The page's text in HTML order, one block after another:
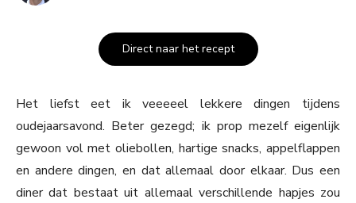
Direct naar het recept
Het liefst eet ik veeeeel lekkere dingen tijdens
oudejaarsavond. Beter gezegd; ik prop mezelf eigenlijk
gewoon vol met oliebollen, hartige snacks, appelflappen
en andere dingen, en dat allemaal door elkaar. Dus een
diner dat bestaat uit allemaal verschillende hapjes zou